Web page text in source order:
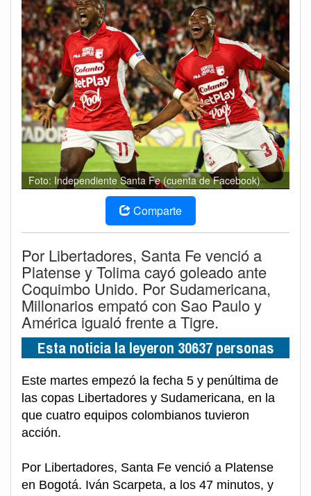
Foto: Independiente Santa Fe (cuenta de Facebook)
Comparte
Por Libertadores, Santa Fe venció a
Platense y Tolima cayó goleado ante
Coquimbo Unido. Por Sudamericana,
Millonarios empató con Sao Paulo y
América igualó frente a Tigre.
Esta noticia la leyeron 30637 personas
Este martes empezó la fecha 5 y penúltima de
las copas Libertadores y Sudamericana, en la
que cuatro equipos colombianos tuvieron
acción.
Por Libertadores, Santa Fe venció a Platense
en Bogotá. Iván Scarpeta, a los 47 minutos, y